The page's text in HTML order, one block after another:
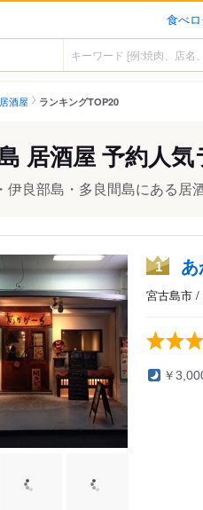
食べ
酒屋 ランキングTOP20
居酒屋 予約人
伊良部島・多良間島にある居
1
宮古島市 /
￥